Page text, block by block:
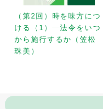
（第2回）時を味方につ
ける（1）—法令をいつ
から施行するか（笠松
珠美）